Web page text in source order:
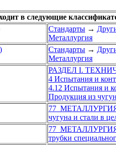
в следующие
Стандарты →
Металлургия
Стандарты →
Металлургия
РАЗДЕЛ I.
4 Испытания и
4.12 Испытания и
Продукция из
77
чугуна и стали в
77
трубки